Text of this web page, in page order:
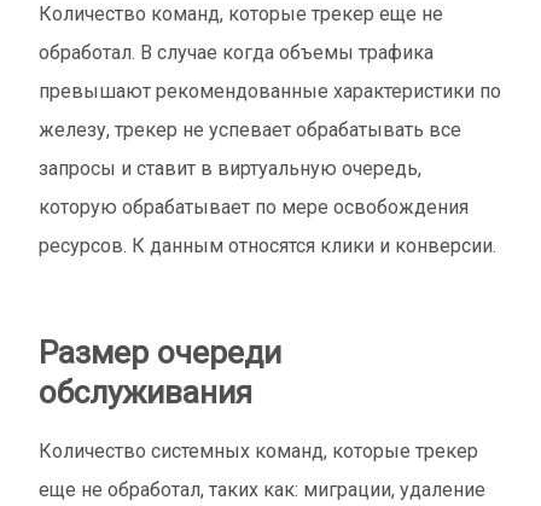
Количество команд, которые трекер еще не
обработал. В случае когда объемы трафика
превышают рекомендованные характеристики по
железу, трекер не успевает обрабатывать все
запросы и ставит в виртуальную очередь,
которую обрабатывает по мере освобождения
ресурсов. К данным относятся клики и конверсии.
Размер очереди
обслуживания
Количество системных команд, которые трекер
еще не обработал, таких как: миграции, удаление